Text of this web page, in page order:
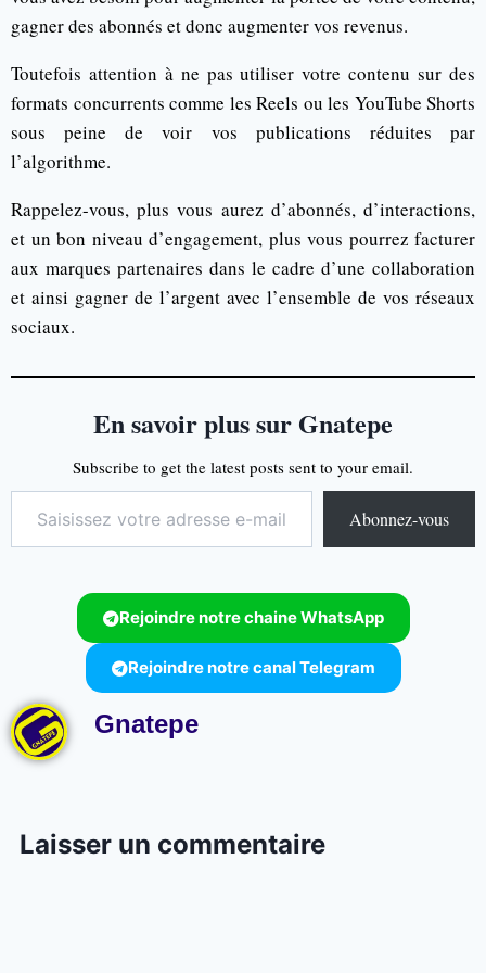
gagner des abonnés et donc augmenter vos revenus.
Toutefois attention à ne pas utiliser votre contenu sur des
formats concurrents comme les Reels ou les YouTube Shorts
sous peine de voir vos publications réduites par
l’algorithme.
Rappelez-vous, plus vous aurez d’abonnés, d’interactions,
et un bon niveau d’engagement, plus vous pourrez facturer
aux marques partenaires dans le cadre d’une collaboration
et ainsi gagner de l’argent avec l’ensemble de vos réseaux
sociaux.
En savoir plus sur Gnatepe
Subscribe to get the latest posts sent to your email.
Abonnez-vous
Rejoindre notre chaine WhatsApp
Rejoindre notre canal Telegram
Gnatepe
Laisser un commentaire